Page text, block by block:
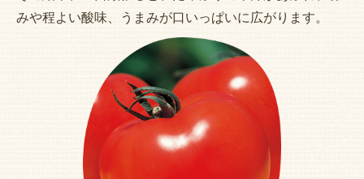
みや程よい酸味、うまみが口いっぱいに広がります。